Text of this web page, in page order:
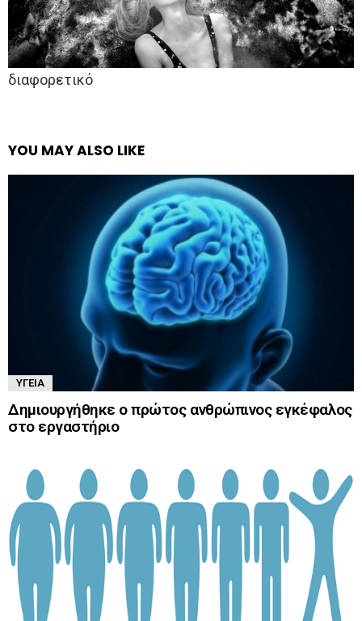
διαφορετικό
YOU MAY ALSO LIKE
ΥΓΕΊΑ
Δημιουργήθηκε ο πρώτος ανθρώπινος εγκέφαλος
στο εργαστήριο